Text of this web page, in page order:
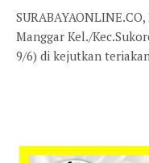
Manggar Kel./
9/6) di kejutkan